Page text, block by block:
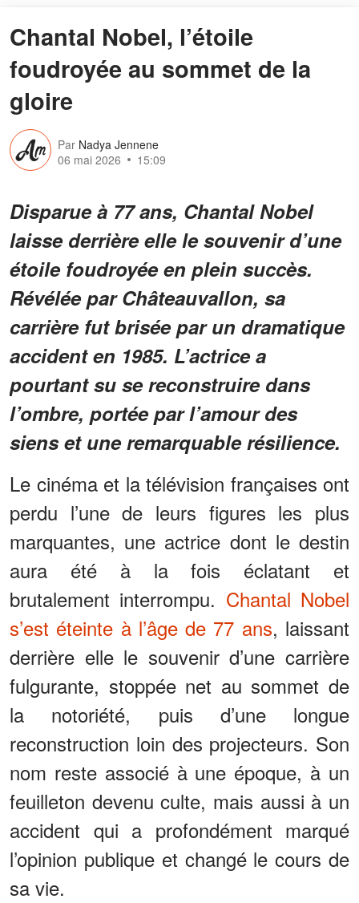
Chantal Nobel, l’étoile
foudroyée au sommet de la
gloire
Par Nadya Jennene
06 mai 2026
15:09
Disparue à 77 ans, Chantal Nobel
laisse derrière elle le souvenir d’une
étoile foudroyée en plein succès.
Révélée par Châteauvallon, sa
carrière fut brisée par un dramatique
accident en 1985. L’actrice a
pourtant su se reconstruire dans
l’ombre, portée par l’amour des
siens et une remarquable résilience.
Le cinéma et la télévision françaises ont
perdu l’une de leurs figures les plus
marquantes, une actrice dont le destin
aura été à la fois éclatant et
brutalement interrompu. Chantal Nobel
s’est éteinte à l’âge de 77 ans, laissant
derrière elle le souvenir d’une carrière
fulgurante, stoppée net au sommet de
la notoriété, puis d’une longue
reconstruction loin des projecteurs. Son
nom reste associé à une époque, à un
feuilleton devenu culte, mais aussi à un
accident qui a profondément marqué
l’opinion publique et changé le cours de
sa vie.